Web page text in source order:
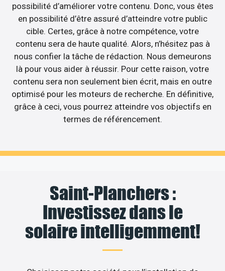
possibilité d’améliorer votre contenu. Donc, vous êtes
en possibilité d’être assuré d’atteindre votre public
cible. Certes, grâce à notre compétence, votre
contenu sera de haute qualité. Alors, n’hésitez pas à
nous confier la tâche de rédaction. Nous demeurons
là pour vous aider à réussir. Pour cette raison, votre
contenu sera non seulement bien écrit, mais en outre
optimisé pour les moteurs de recherche. En définitive,
grâce à ceci, vous pourrez atteindre vos objectifs en
termes de référencement.
Saint-Planchers :
Investissez dans le
solaire intelligemment!